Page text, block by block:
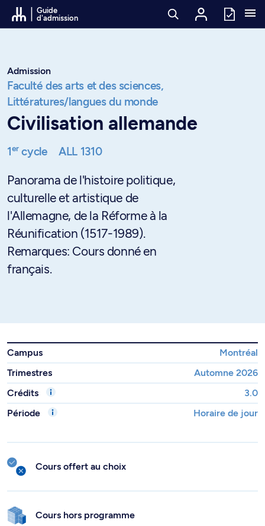
Passer au contenu
Guide
d'admission
Admission
Faculté des arts et des sciences,
Littératures/langues du monde
Civilisation allemande
1ercycle ALL 1310
Panorama de l'histoire politique,
culturelle et artistique de
l'Allemagne, de la Réforme à la
Réunification (1517-1989).
Remarques: Cours donné en
français.
Campus
Montréal
Trimestres
Automne 2026
Crédits
3.0
Période
Horaire de jour
Cours offert au choix
Cours hors programme